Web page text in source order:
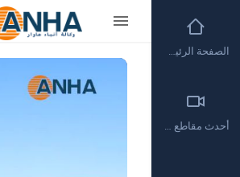
Video
الصفحة الرئيسية
أحدث مقاطع الفيديو